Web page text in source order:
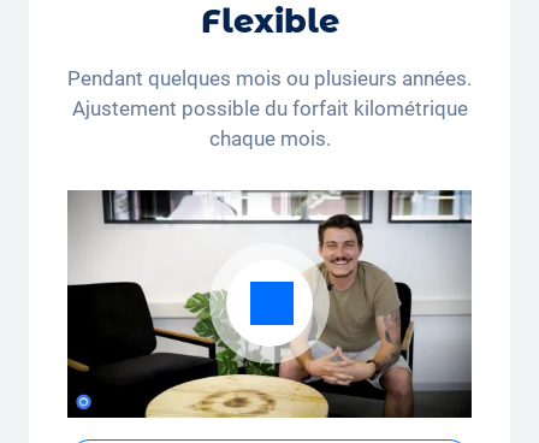
Flexible
Pendant quelques mois ou plusieurs années.
Ajustement possible du forfait kilométrique
chaque mois.